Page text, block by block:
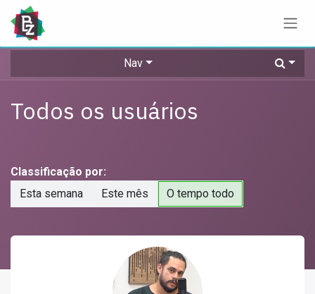
Pular para o conteúdo
Nav
Todos os usuários
Classificação por:
Esta semana
Este mês O tempo todo